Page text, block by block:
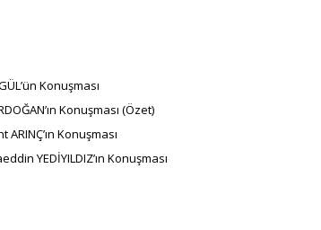
Konuşması
Konuşması (Özet)
ARINÇ’ın Konuşması
YEDİYILDIZ’ın Konuşması